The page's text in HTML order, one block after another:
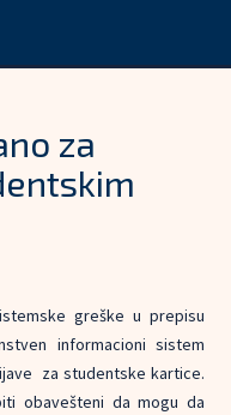
za
greške u prepisu
informacioni sistem
za studentske kartice.
obavešteni da mogu da